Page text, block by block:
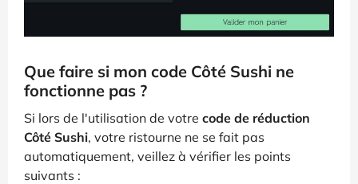
Que faire si mon code Côté Sushi ne
fonctionne pas ?
Si lors de l'utilisation de votre code de réduction
Côté Sushi, votre ristourne ne se fait pas
automatiquement, veillez à vérifier les points
suivants :